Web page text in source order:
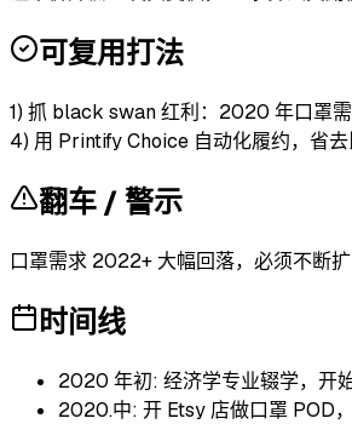
可复用打法
1) 抓 black swan 红利：2020 年口罩
4) 用 Printify Choice 自动化履约，省
翻车 / 警示
口罩需求 2022+ 大幅回落，必须不断
时间线
2020 年初: 经济学专业辍学，开
2020.中: 开 Etsy 店做口罩 POD